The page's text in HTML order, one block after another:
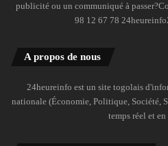
publicité ou un communiqué à
98 12 67 78
A propos de nous
24heureinfo est un site togolais
nationale (Économie, Politique, Société,
temps réel et